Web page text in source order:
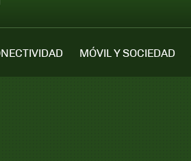
MÓVIL Y SOCIEDAD